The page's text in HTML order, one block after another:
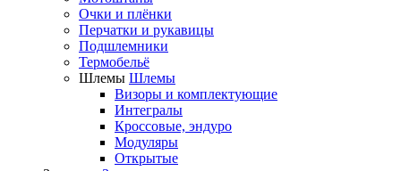
Очки и плёнки
Перчатки и рукавицы
Подшлемники
Термобельё
Шлемы Шлемы
Визоры и комплектующие
Интегралы
Кроссовые, эндуро
Модуляры
Открытые